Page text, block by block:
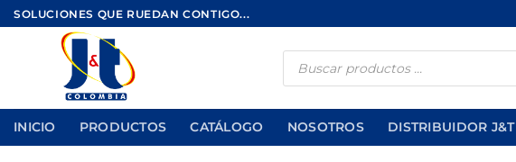
Saltar
al
contenido
SOLUCIONES QUE RUEDAN CONTIGO...
Búsqueda
INICIO PRODUCTOS CATÁLOGO NOSOTROS DISTRIBUIDOR J&T